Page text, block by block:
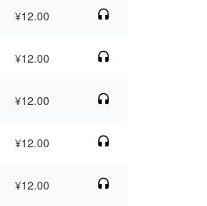
¥12.00
¥12.00
¥12.00
¥12.00
¥12.00